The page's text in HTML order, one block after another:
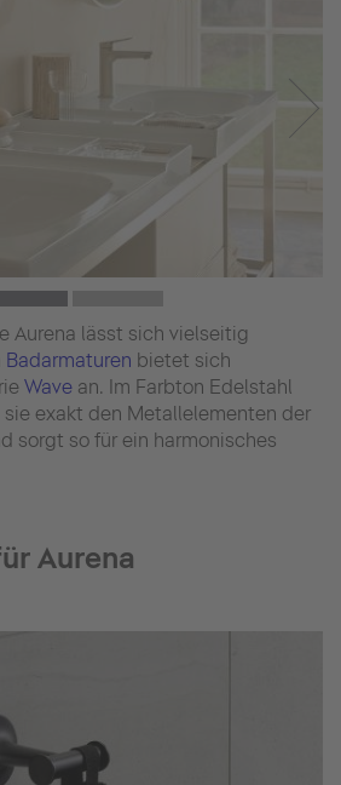
Aurena lässt sich vielseitig
Badarmaturen bietet sich
Wave an. Im Farbton Edelstahl
exakt den Metallelementen der
sorgt so für ein harmonisches
Aurena